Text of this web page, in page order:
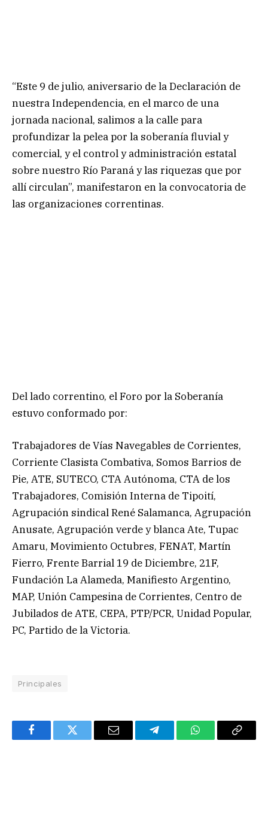
“Este 9 de julio, aniversario de la Declaración de
nuestra Independencia, en el marco de una
jornada nacional, salimos a la calle para
profundizar la pelea por la soberanía fluvial y
comercial, y el control y administración estatal
sobre nuestro Río Paraná y las riquezas que por
allí circulan”, manifestaron en la convocatoria de
las organizaciones correntinas.
Del lado correntino, el Foro por la Soberanía
estuvo conformado por:
Trabajadores de Vías Navegables de Corrientes,
Corriente Clasista Combativa, Somos Barrios de
Pie, ATE, SUTECO, CTA Autónoma, CTA de los
Trabajadores, Comisión Interna de Tipoití,
Agrupación sindical René Salamanca, Agrupación
Anusate, Agrupación verde y blanca Ate, Tupac
Amaru, Movimiento Octubres, FENAT, Martín
Fierro, Frente Barrial 19 de Diciembre, 21F,
Fundación La Alameda, Manifiesto Argentino,
MAP, Unión Campesina de Corrientes, Centro de
Jubilados de ATE, CEPA, PTP/PCR, Unidad Popular,
PC, Partido de la Victoria.
Principales
FacebookTwitter Email TelegramWhatsAppCopy